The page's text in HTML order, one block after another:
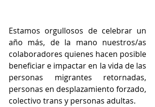
Estamos orgullosos de celebrar un
año más, de la mano nuestros/as
colaboradores quienes hacen posible
beneficiar e impactar en la vida de las
personas migrantes retornadas,
personas en desplazamiento forzado,
colectivo trans y personas adultas.